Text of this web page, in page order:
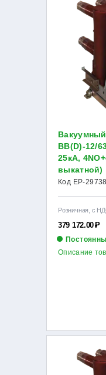
ВВ(D)-12/
25кА,
выкатной)
Код EP-29738
Розничная, с
379 172.00Р
Описание